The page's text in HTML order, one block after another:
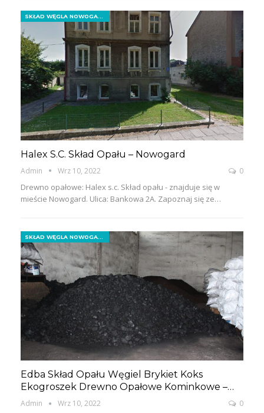
SKŁAD WĘGLA NOWOGARD
Halex S.c. Skład Opału – Nowogard
Admin Wrz 10, 2022 0
Drewno opałowe: Halex s.c. Skład opału - znajduje się w
mieście Nowogard. Ulica: Bankowa 2A. Zapoznaj się ze…
Edba Skład Opału Węgiel Brykiet Koks
Ekogroszek Drewno Opałowe Kominkowe –…
Admin Wrz 10, 2022 0